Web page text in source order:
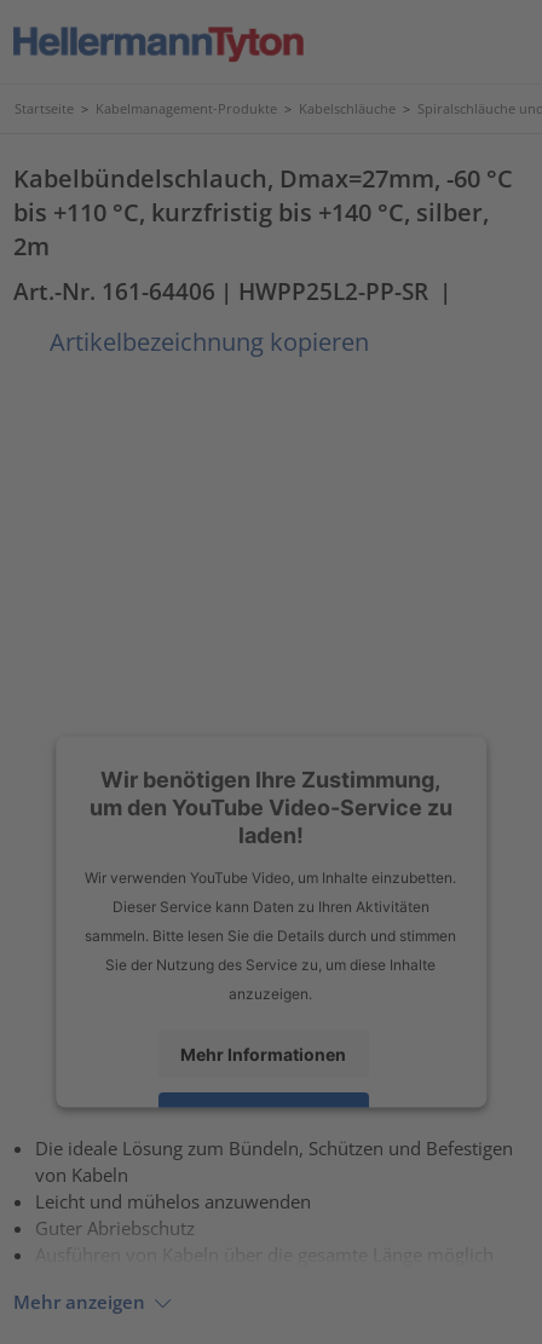
Startseite > Kabelmanagement-Produkte > Kabelschläuche > Spiralschläuche
Kabelbündelschlauch, Dmax=27mm, -60 °C
bis +110 °C, kurzfristig bis +140 °C, silber,
2m
Art.-Nr. 161-64406 | HWPP25L2-PP-SR |
Artikelbezeichnung kopieren
Wir benötigen Ihre Zustimmung,
um den YouTube Video-Service zu
laden!
Wir verwenden YouTube Video, um Inhalte einzubetten.
Dieser Service kann Daten zu Ihren Aktivitäten
sammeln. Bitte lesen Sie die Details durch und stimmen
Sie der Nutzung des Service zu, um diese Inhalte
anzuzeigen.
Mehr Informationen
Akzeptieren
powered byUsercentrics Consent Management Platform
Die ideale Lösung zum Bündeln, Schützen und Befestigen
von Kabeln
Leicht und mühelos anzuwenden
Guter Abriebschutz
Ausführen von Kabeln über die gesamte Länge möglich
Mehr anzeigen